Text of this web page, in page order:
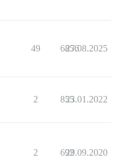
49 6856
27.08.2025
2 855
23.01.2022
2 692
29.09.2020